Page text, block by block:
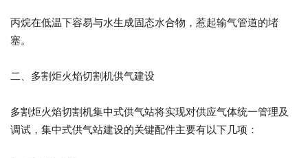
丙烷在低温下容易与水生成固态水合物，惹起输气管道的堵
塞。
二、多割炬火焰切割机供气建设
多割炬火焰切割机集中式供气站将实现对供应气体统一管理及
调试，集中式供气站建设的关键配件主要有以下几项：